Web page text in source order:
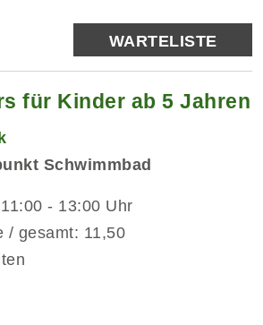
WARTELISTE
für Kinder ab 5 Jahren
Schwimmbad
- 13:00 Uhr
/ gesamt: 11,50